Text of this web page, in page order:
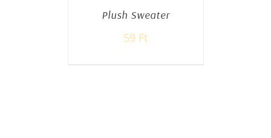
Plush Sweater
59 Ft